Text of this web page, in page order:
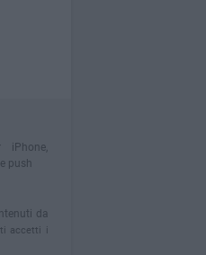
iPhone,
push
da
accetti i